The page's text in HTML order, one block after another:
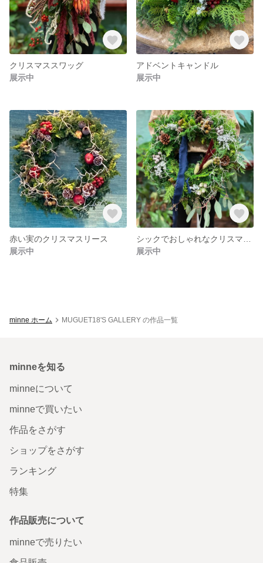
クリスマススワッグ
展示中
アドベントキャンドル
展示中
赤い実のクリスマスリース
展示中
展示中
minne ホーム MUGUET18'S GALLERY の作品一覧
minneを知る
minneについて
minneで買いたい
作品をさがす
ショップをさがす
ランキング
特集
作品販売について
minneで売りたい